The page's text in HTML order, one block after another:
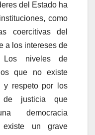
del Estado ha
como
coercitivas del
a los intereses de
Los niveles de
que no existe
y respeto por los
de justicia que
democracia
existe un grave